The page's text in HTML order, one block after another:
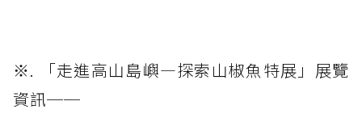
※. 「走進高山島嶼—探索山椒魚特展」展覽
資訊──